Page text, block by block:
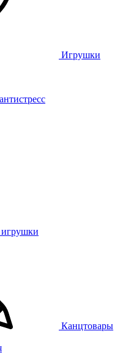
Игрушки
Канцтовары